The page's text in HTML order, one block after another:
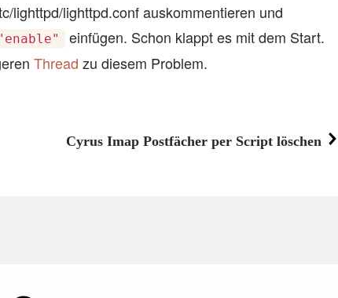
lighttpd/lighttpd.conf auskommentieren und
einfügen. Schon klappt es mit dem Start.
Thread zu diesem Problem.
Cyrus Imap Postfächer per Script löschen